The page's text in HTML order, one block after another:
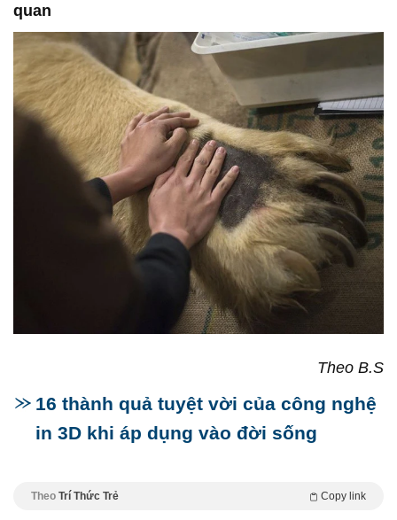
quan
Theo B.S
16 thành quả tuyệt vời của công nghệ
in 3D khi áp dụng vào đời sống
Theo Trí Thức Trẻ Copy link